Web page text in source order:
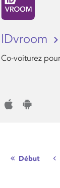
IDvroom
Co-voiturez
Début